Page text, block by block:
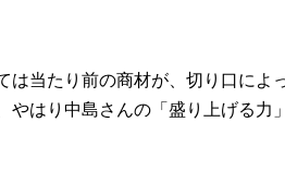
は当たり前の商材が、切り口によ
やはり中島さんの「盛り上げる力